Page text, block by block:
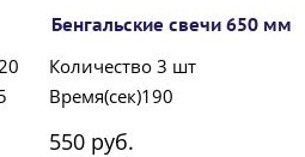
Бенгальские свечи 650 мм
Количество 3 шт
Время(сек)190
550 руб.